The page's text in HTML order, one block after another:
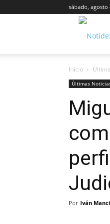
sábado, agosto
Inicio
Últimas
Por Iván